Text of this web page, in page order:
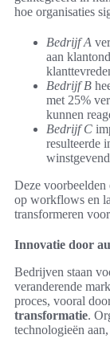
hoe organisaties
Bedrijf A
aan
Bedrijf B
met 25%
kunnen
Bedrijf C
resulteerde
Deze voorbeelden
op workflows en
transformeren
Innovatie door
Bedrijven staan
veranderende
proces, vooral
transformatie.
technologieën